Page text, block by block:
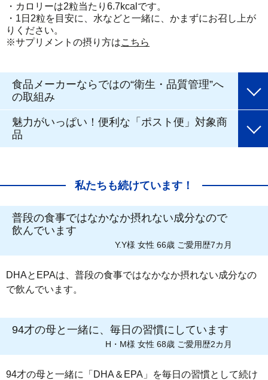
・カロリーは2粒当たり6.7kcalです。
・1日2粒を目安に、水などと一緒に、かまずにお召し上が
りください。
※サプリメントの摂り方はこちら
食品メーカーならではの“衛生・品質管理”へ
の取組み
魅力がいっぱい！便利な「ポスト便」対象商
品
私たちも続けています！
普段の食事ではなかなか摂れない成分なので
飲んでいます
Y.Y様 女性 66歳 ご愛用歴7カ月
DHAとEPAは、普段の食事ではなかなか摂れない成分なの
で飲んでいます。
94才の母と一緒に、毎日の習慣にしています
H・M様 女性 68歳 ご愛用歴2カ月
94才の母と一緒に「DHA＆EPA」を毎日の習慣として続け